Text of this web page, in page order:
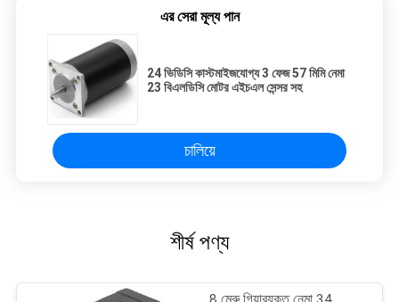
এর সেরা মূল্য পান
24 ভিডিসি কাস্টমাইজযোগ্য 3 ফেজ 57 মিমি নেমা
23 বিএলডিসি মোটর এইচএল সেন্সর সহ
চালিয়ে
শীর্ষ পণ্য